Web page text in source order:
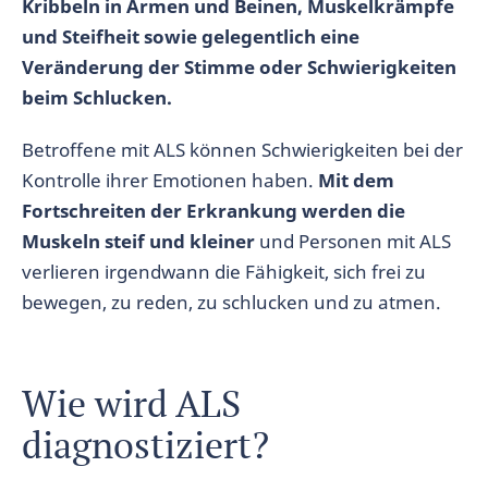
Kribbeln in Armen und Beinen, Muskelkrämpfe
und Steifheit sowie gelegentlich eine
Veränderung der Stimme oder Schwierigkeiten
beim Schlucken.
Betroffene mit ALS können Schwierigkeiten bei der
Kontrolle ihrer Emotionen haben. Mit dem
Fortschreiten der Erkrankung werden die
Muskeln steif und kleiner und Personen mit ALS
verlieren irgendwann die Fähigkeit, sich frei zu
bewegen, zu reden, zu schlucken und zu atmen.
Wie wird ALS
diagnostiziert?